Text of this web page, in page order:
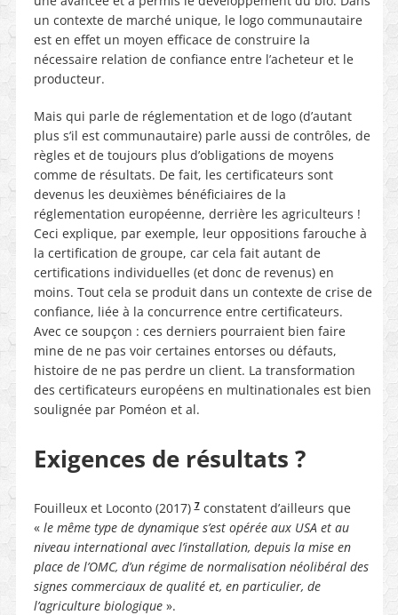
un contexte de marché unique, le logo communautaire
est en effet un moyen efficace de construire la
nécessaire relation de confiance entre l’acheteur et le
producteur.
Mais qui parle de réglementation et de logo (d’autant
plus s’il est communautaire) parle aussi de contrôles, de
règles et de toujours plus d’obligations de moyens
comme de résultats. De fait, les certificateurs sont
devenus les deuxièmes bénéficiaires de la
réglementation européenne, derrière les agriculteurs !
Ceci explique, par exemple, leur oppositions farouche à
la certification de groupe, car cela fait autant de
certifications individuelles (et donc de revenus) en
moins. Tout cela se produit dans un contexte de crise de
confiance, liée à la concurrence entre certificateurs.
Avec ce soupçon : ces derniers pourraient bien faire
mine de ne pas voir certaines entorses ou défauts,
histoire de ne pas perdre un client. La transformation
des certificateurs européens en multinationales est bien
soulignée par Poméon et al.
Exigences de résultats ?
Fouilleux et Loconto (2017)7 constatent d’ailleurs que
« le même type de dynamique s’est opérée aux USA et au
niveau international avec l’installation, depuis la mise en
place de l’OMC, d’un régime de normalisation néolibéral des
signes commerciaux de qualité et, en particulier, de
l’agriculture biologique ».